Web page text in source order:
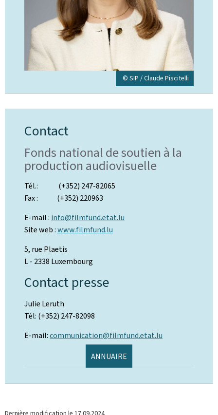
© SIP / Claude Piscitelli
Contact
Fonds national de soutien à la
production audiovisuelle
Tél.: (+352) 247-82065
Fax : (+352) 220963
E-mail : info@filmfund.etat.lu
Site web :www.filmfund.lu
5, rue Plaetis
L - 2338 Luxembourg
Contact presse
Julie Leruth
Tél: (+352) 247-82098
E-mail:communication@filmfund.etat.lu
ANNUAIRE